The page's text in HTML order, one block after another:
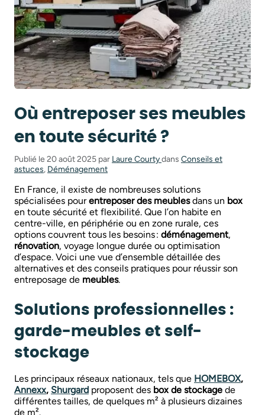
Où entreposer ses meubles
en toute sécurité ?
Publié le 20 août 2025 par Laure Courtydans Conseils et
astuces, Déménagement
En France, il existe de nombreuses solutions
spécialisées pourentreposer des meublesdans un box
en toute sécurité et flexibilité. Que l’on habite en
centre-ville, en périphérie ou en zone rurale, ces
options couvrent tous les besoins : déménagement,
rénovation, voyage longue durée ou optimisation
d’espace. Voici une vue d’ensemble détaillée des
alternatives et des conseils pratiques pour réussir son
entreposage de meubles.
Solutions professionnelles :
garde-meubles et self-
stockage
Les principaux réseaux nationaux, tels que HOMEBOX,
Annexx, Shurgard proposent des box de stockage de
différentes tailles, de quelques m² à plusieurs dizaines
de m².